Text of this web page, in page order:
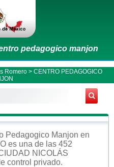
pedagogico manjon
Romero > CENTRO PEDAGOGICO
Pedagogico Manjon en
es una de las 452
NICOLÁS
control privado.